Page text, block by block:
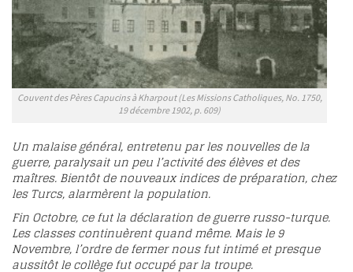
Couvent des Pères Capucins à Kharpout (Les Missions Catholiques, No. 1750,
19 décembre 1902, p. 609)
Un malaise général, entretenu par les nouvelles de la
guerre, paralysait un peu l’activité des élèves et des
maîtres. Bientôt de nouveaux indices de préparation, chez
les Turcs, alarmèrent la population.
Fin Octobre, ce fut la déclaration de guerre russo-turque.
Les classes continuèrent quand même. Mais le 9
Novembre, l’ordre de fermer nous fut intimé et presque
aussitôt le collège fut occupé par la troupe.